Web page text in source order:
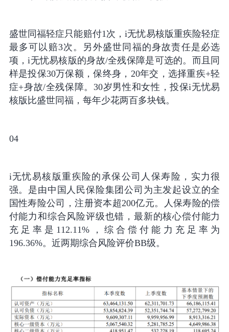
盛世同福轻症只能赔付1次，i无忧易核版重疾险轻症
最多可以赔3次。另外盛世同福的身故责任是必选
项，i无忧易核版的身故/全残保障是可选的。而且同
样是投保30万保额，保终身，20年交，选择重疾+轻
症+身故/全残保障。30岁男性和女性，投保i无忧易
核版比盛世同福，每年少花两百多块钱。
04
i无忧易核版重疾险的承保公司人保寿险，实力很
强。是由中国人民保险集团公司为主发起设立的全
国性寿险公司，注册资本超200亿元。人保寿险的偿
付能力和综合风险评级也错，最新的核心偿付能力
充足率是112.11%，综合偿付能力充足率为
196.36%。近两期综合风险评价BB级。